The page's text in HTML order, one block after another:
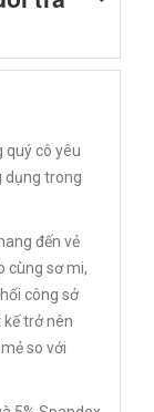
quý cô yêu
dụng trong
đến vẻ
cùng sơ mi,
công sở
trở nên
so với